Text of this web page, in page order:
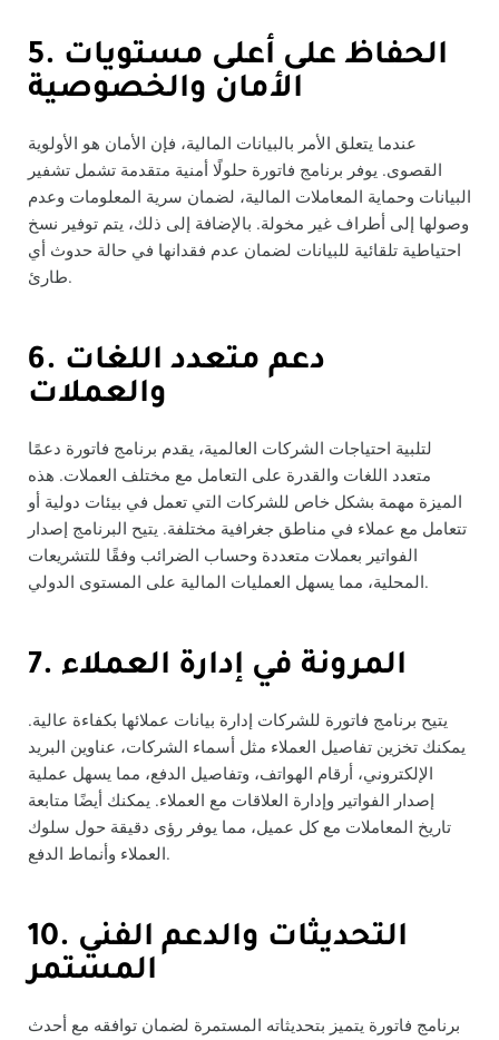
5. الحفاظ على أعلى مستويات
الأمان والخصوصية
عندما يتعلق الأمر بالبيانات المالية، فإن الأمان هو الأولوية
القصوى. يوفر برنامج فاتورة حلولًا أمنية متقدمة تشمل تشفير
البيانات وحماية المعاملات المالية، لضمان سرية المعلومات وعدم
وصولها إلى أطراف غير مخولة. بالإضافة إلى ذلك، يتم توفير نسخ
احتياطية تلقائية للبيانات لضمان عدم فقدانها في حالة حدوث أي
طارئ.
6. دعم متعدد اللغات
والعملات
لتلبية احتياجات الشركات العالمية، يقدم برنامج فاتورة دعمًا
متعدد اللغات والقدرة على التعامل مع مختلف العملات. هذه
الميزة مهمة بشكل خاص للشركات التي تعمل في بيئات دولية أو
تتعامل مع عملاء في مناطق جغرافية مختلفة. يتيح البرنامج إصدار
الفواتير بعملات متعددة وحساب الضرائب وفقًا للتشريعات
المحلية، مما يسهل العمليات المالية على المستوى الدولي.
7. المرونة في إدارة العملاء
يتيح برنامج فاتورة للشركات إدارة بيانات عملائها بكفاءة عالية.
يمكنك تخزين تفاصيل العملاء مثل أسماء الشركات، عناوين البريد
الإلكتروني، أرقام الهواتف، وتفاصيل الدفع، مما يسهل عملية
إصدار الفواتير وإدارة العلاقات مع العملاء. يمكنك أيضًا متابعة
تاريخ المعاملات مع كل عميل، مما يوفر رؤى دقيقة حول سلوك
العملاء وأنماط الدفع.
10. التحديثات والدعم الفني
المستمر
برنامج فاتورة يتميز بتحديثاته المستمرة لضمان توافقه مع أحدث